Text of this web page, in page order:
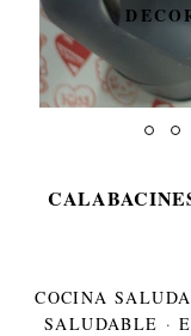
COCINA
SALUDABLE ·